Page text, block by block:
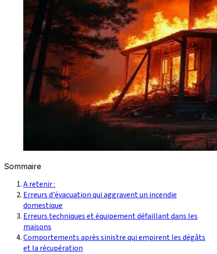
Sommaire
A retenir :
Erreurs d'évacuation qui aggravent un incendie
domestique
Erreurs techniques et équipement défaillant dans les
maisons
Comportements après sinistre qui empirent les dégâts
et la récupération